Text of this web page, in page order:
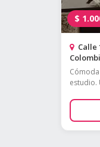
$
Calle
estudio.